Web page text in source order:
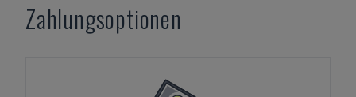
Zahlungsoptionen